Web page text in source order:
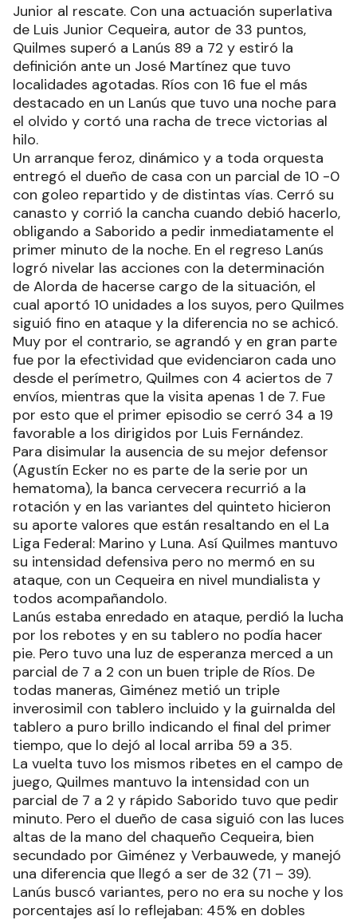
Junior al rescate. Con una actuación superlativa
de Luis Junior Cequeira, autor de 33 puntos,
Quilmes superó a Lanús 89 a 72 y estiró la
definición ante un José Martínez que tuvo
localidades agotadas. Ríos con 16 fue el más
destacado en un Lanús que tuvo una noche para
el olvido y cortó una racha de trece victorias al
hilo.
Un arranque feroz, dinámico y a toda orquesta
entregó el dueño de casa con un parcial de 10 -0
con goleo repartido y de distintas vías. Cerró su
canasto y corrió la cancha cuando debió hacerlo,
obligando a Saborido a pedir inmediatamente el
primer minuto de la noche. En el regreso Lanús
logró nivelar las acciones con la determinación
de Alorda de hacerse cargo de la situación, el
cual aportó 10 unidades a los suyos, pero Quilmes
siguió fino en ataque y la diferencia no se achicó.
Muy por el contrario, se agrandó y en gran parte
fue por la efectividad que evidenciaron cada uno
desde el perímetro, Quilmes con 4 aciertos de 7
envíos, mientras que la visita apenas 1 de 7. Fue
por esto que el primer episodio se cerró 34 a 19
favorable a los dirigidos por Luis Fernández.
Para disimular la ausencia de su mejor defensor
(Agustín Ecker no es parte de la serie por un
hematoma), la banca cervecera recurrió a la
rotación y en las variantes del quinteto hicieron
su aporte valores que están resaltando en el La
Liga Federal: Marino y Luna. Así Quilmes mantuvo
su intensidad defensiva pero no mermó en su
ataque, con un Cequeira en nivel mundialista y
todos acompañandolo.
Lanús estaba enredado en ataque, perdió la lucha
por los rebotes y en su tablero no podía hacer
pie. Pero tuvo una luz de esperanza merced a un
parcial de 7 a 2 con un buen triple de Ríos. De
todas maneras, Giménez metió un triple
inverosimil con tablero incluido y la guirnalda del
tablero a puro brillo indicando el final del primer
tiempo, que lo dejó al local arriba 59 a 35.
La vuelta tuvo los mismos ribetes en el campo de
juego, Quilmes mantuvo la intensidad con un
parcial de 7 a 2 y rápido Saborido tuvo que pedir
minuto. Pero el dueño de casa siguió con las luces
altas de la mano del chaqueño Cequeira, bien
secundado por Giménez y Verbauwede, y manejó
una diferencia que llegó a ser de 32 (71 – 39).
Lanús buscó variantes, pero no era su noche y los
porcentajes así lo reflejaban: 45% en dobles